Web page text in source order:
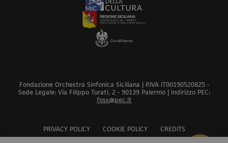
Fondazione Orchestra Sinfonica Siciliana | P.IVA IT00190520825 -
Sede Legale: Via Filippo Turati, 2 - 90139 Palermo | indirizzo PEC:
foss@pec.it
PRIVACY POLICY COOKIE POLICY CREDITS